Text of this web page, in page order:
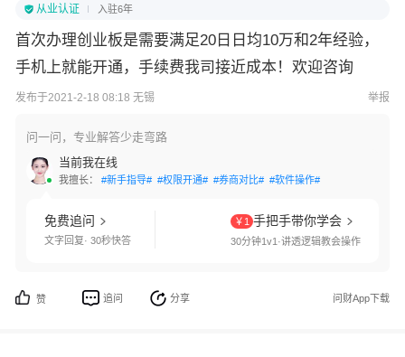
从业认证 入驻6年
首次办理创业板是需要满足20日日均10万和2年经验，
手机上就能开通，手续费我司接近成本！欢迎咨询
发布于2021-2-18 08:18 无锡 举报
问一问，专业解答少走弯路
当前我在线
我擅长： #新手指导# #权限开通# #券商对比# #软件操作#
免费追问
文字回复· 30秒快答
￥1 手把手带你学会
30分钟1v1·讲透逻辑教会操作
赞 追问 分享 问财App下载